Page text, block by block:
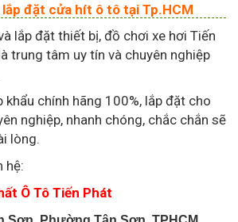
đặt cửa hít ô tô tại Tp.HCM
lắp đặt thiết bị, đồ chơi xe hơi Tiến
trung tâm uy tín và chuyên nghiệp
chính hãng 100%, lắp đặt cho
nghiệp, nhanh chóng, chắc chắn sẽ
lòng.
hệ:
Ô Tô Tiến Phát